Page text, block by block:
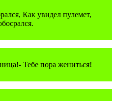
Как увидел пулемет,
Тебе пора жениться!